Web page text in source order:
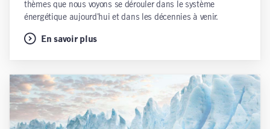
thèmes que nous voyons se dérouler dans le système
énergétique aujourd'hui et dans les décennies à venir.
En savoir plus